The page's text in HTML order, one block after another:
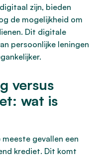
zijn, bieden
de mogelijkheid om
Dit digitale
persoonlijke leningen
versus
wat is
gevallen een
krediet. Dit komt